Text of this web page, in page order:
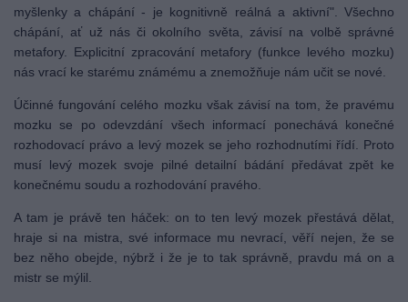
myšlenky a chápání - je kognitivně reálná a aktivní". Všechno
chápání, ať už nás či okolního světa, závisí na volbě správné
metafory. Explicitní zpracování metafory (funkce levého mozku)
nás vrací ke starému známému a znemožňuje nám učit se nové.
Účinné fungování celého mozku však závisí na tom, že pravému
mozku se po odevzdání všech informací ponechává konečné
rozhodovací právo a levý mozek se jeho rozhodnutími řídí. Proto
musí levý mozek svoje pilné detailní bádání předávat zpět ke
konečnému soudu a rozhodování pravého.
A tam je právě ten háček: on to ten levý mozek přestává dělat,
hraje si na mistra, své informace mu nevrací, věří nejen, že se
bez něho obejde, nýbrž i že je to tak správně, pravdu má on a
mistr se mýlil.